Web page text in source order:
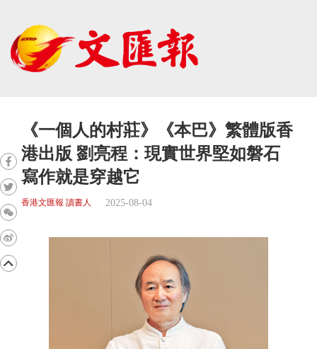
《一個人的村莊》《本巴》繁體版香
港出版 劉亮程：現實世界堅如磐石
寫作就是穿越它
香港文匯報 讀書人 2025-08-04